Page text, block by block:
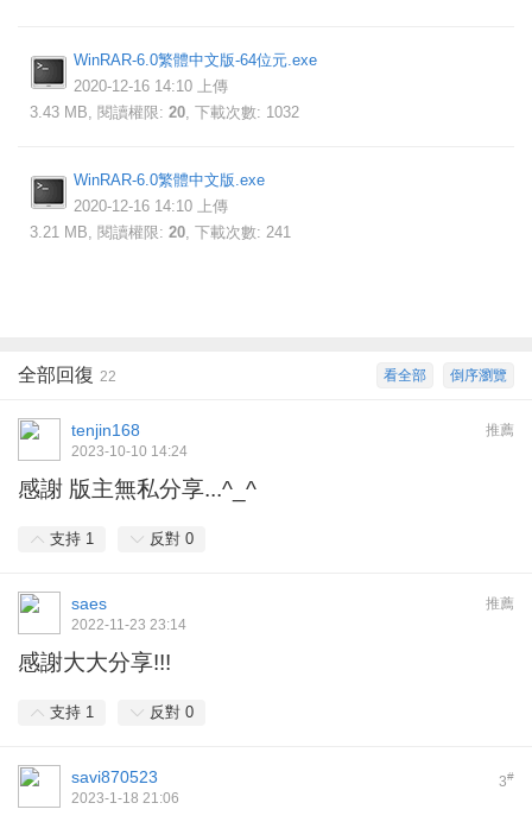
WinRAR-6.0繁體中文版-64位元.exe
2020-12-16 14:10 上傳
3.43 MB, 閱讀權限: 20, 下載次數: 1032
WinRAR-6.0繁體中文版.exe
2020-12-16 14:10 上傳
3.21 MB, 閱讀權限: 20, 下載次數: 241
倒序瀏覽
看全部
全部回復 22
推薦
tenjin168
2023-10-10 14:24
感謝 版主無私分享...^_^
支持 1 反對 0
推薦
saes
2022-11-23 23:14
感謝大大分享!!!
支持 1 反對 0
3#
savi870523
2023-1-18 21:06